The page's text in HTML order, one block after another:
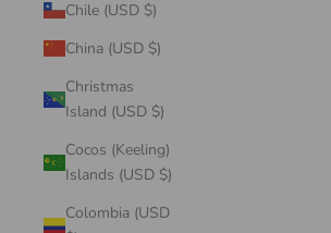
Chile (USD $)
China (USD $)
Christmas
Island (USD $)
Cocos (Keeling)
Islands (USD $)
Colombia (USD